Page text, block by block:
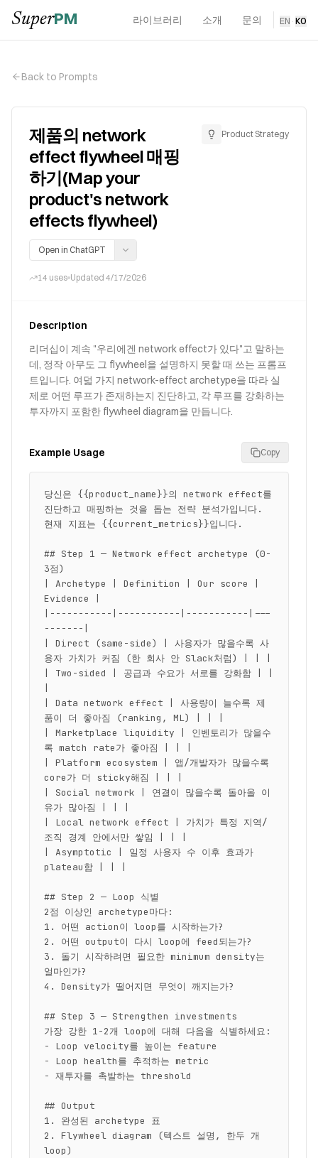
SuperPM 라이브러리 소개 문의 EN · KO
Back to Prompts
제품의 network
effect flywheel 매핑
하기(Map your
product's network
effects flywheel)
Open in ChatGPT
Product Strategy
14 uses Updated 4/17/2026
Description
리더십이 계속 "우리에겐 network effect가 있다"고 말하는
데, 정작 아무도 그 flywheel을 설명하지 못할 때 쓰는 프롬프
트입니다. 여덟 가지 network-effect archetype을 따라 실
제로 어떤 루프가 존재하는지 진단하고, 각 루프를 강화하는
투자까지 포함한 flywheel diagram을 만듭니다.
Example Usage Copy
당신은 {{product_name}}의 network effect를
진단하고 매핑하는 것을 돕는 전략 분석가입니다.
현재 지표는 {{current_metrics}}입니다.
## Step 1 — Network effect archetype (0-
3점)
| Archetype | Definition | Our score |
Evidence |
|-----------|-----------|-----------|---
-------|
| Direct (same-side) | 사용자가 많을수록 사
용자 가치가 커짐 (한 회사 안 Slack처럼) | | |
| Two-sided | 공급과 수요가 서로를 강화함 | |
| Data network effect | 사용량이 늘수록 제
품이 더 좋아짐 (ranking, ML) | | |
| Marketplace liquidity | 인벤토리가 많을수
록 match rate가 좋아짐 | | |
| Platform ecosystem | 앱/개발자가 많을수록
core가 더 sticky해짐 | | |
| Social network | 연결이 많을수록 돌아올 이
유가 많아짐 | | |
| Local network effect | 가치가 특정 지역/
조직 경계 안에서만 쌓임 | | |
| Asymptotic | 일정 사용자 수 이후 효과가
plateau함 | | |
## Step 2 — Loop 식별
2점 이상인 archetype마다:
1. 어떤 action이 loop를 시작하는가?
2. 어떤 output이 다시 loop에 feed되는가?
3. 돌기 시작하려면 필요한 minimum density는
얼마인가?
4. Density가 떨어지면 무엇이 깨지는가?
## Step 3 — Strengthen investments
가장 강한 1-2개 loop에 대해 다음을 식별하세요:
- Loop velocity를 높이는 feature
- Loop health를 추적하는 metric
- 재투자를 촉발하는 threshold
## Output
1. 완성된 archetype 표
2. Flywheel diagram (텍스트 설명, 한두 개
loop)